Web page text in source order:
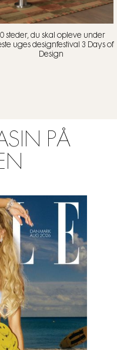
10 steder, du skal opleve under
uges designfestival 3 Days of
Design
PÅ